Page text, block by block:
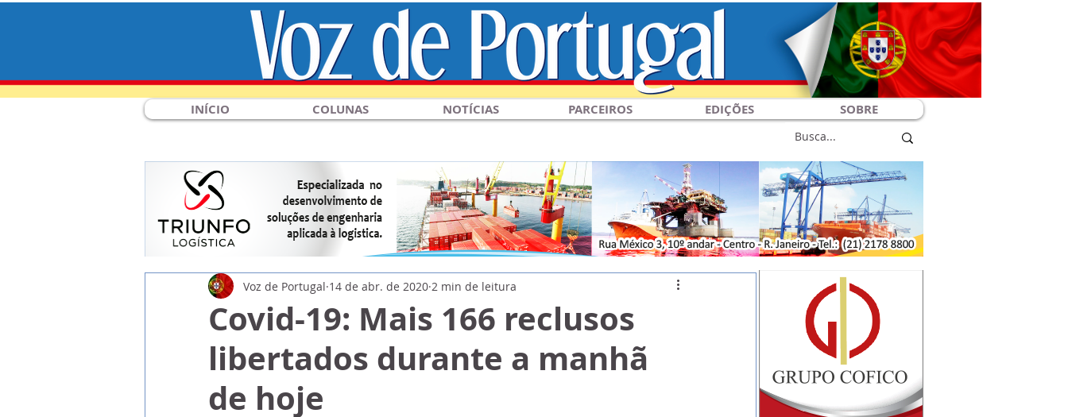
INÍCIO COLUNAS NOTÍCIAS PARCEIROS EDIÇÕES SOBRE
Covid-19: Mais 166 reclusos
libertados durante a manhã
de hoje
Voz de Portugal 14 de abr. de 2020 2 min de leitura